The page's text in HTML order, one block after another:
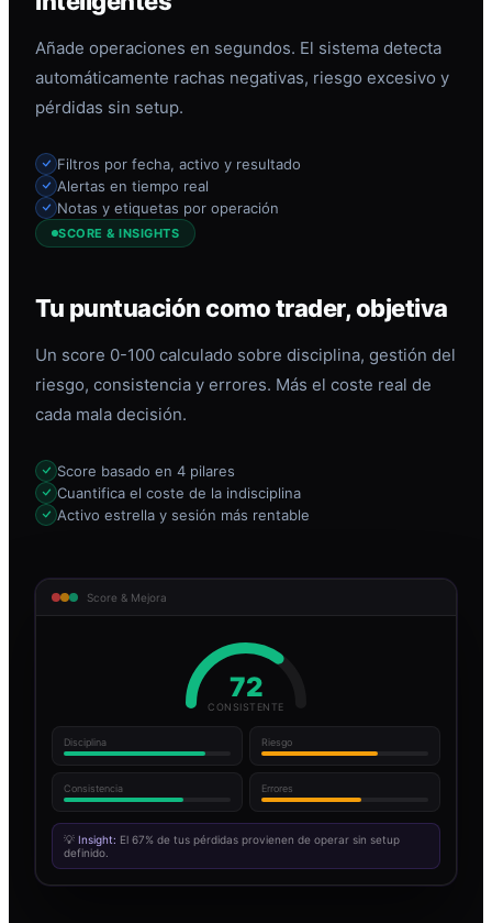
Añade operaciones en segundos. El sistema detecta
automáticamente rachas negativas, riesgo excesivo y
pérdidas sin setup.
Filtros por fecha, activo y resultado
Alertas en tiempo real
Notas y etiquetas por operación
SCORE & INSIGHTS
Tu puntuación como trader, objetiva
Un score 0-100 calculado sobre disciplina, gestión del
riesgo, consistencia y errores. Más el coste real de
cada mala decisión.
Score basado en 4 pilares
Cuantifica el coste de la indisciplina
Activo estrella y sesión más rentable
Score & Mejora
72
CONSISTENTE
Disciplina Riesgo
Consistencia Errores
💡 Insight: El 67% de tus pérdidas provienen de operar sin setup
definido.